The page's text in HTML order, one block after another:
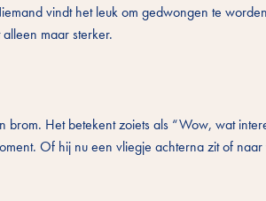
vindt het leuk om gedwongen te
maar sterker.
Het betekent zoiets als “Wow, wat
Of hij nu een vliegje achterna zit of naar